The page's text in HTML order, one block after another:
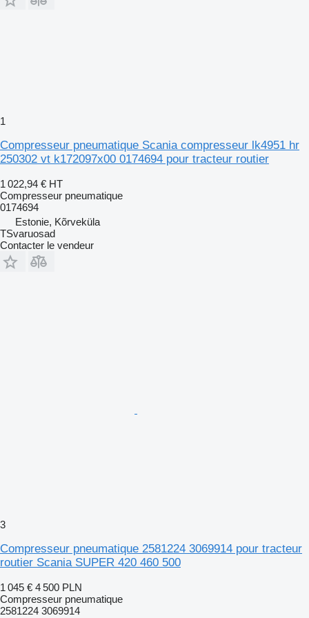
1
Compresseur pneumatique Scania compresseur lk4951 hr
250302 vt k172097x00 0174694 pour tracteur routier
1 022,94 € HT
Compresseur pneumatique
0174694
Estonie, Kõrveküla
TSvaruosad
Contacter le vendeur
3
Compresseur pneumatique 2581224 3069914 pour tracteur
routier Scania SUPER 420 460 500
1 045 € 4 500 PLN
Compresseur pneumatique
2581224 3069914